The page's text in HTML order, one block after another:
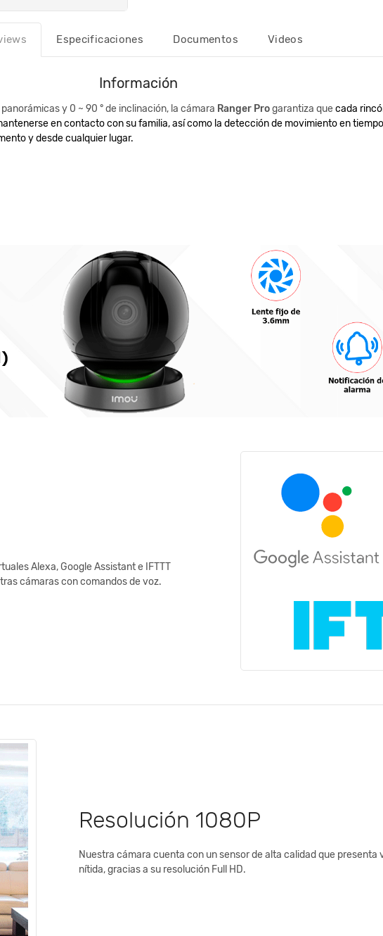
Especificaciones Documentos Videos
Información
y 0 ~ 90 ° de inclinación, la cámara Ranger Progarantiza quecada
en contacto con su familia, así como la detección de movimiento en
y desde cualquier lugar.
Alexa, Google Assistant e IFTTT
cámaras con comandos de voz.
Resolución 1080P
Nuestra cámara cuenta con un sensor de alta calidad que
nítida, gracias a su resolución Full HD.